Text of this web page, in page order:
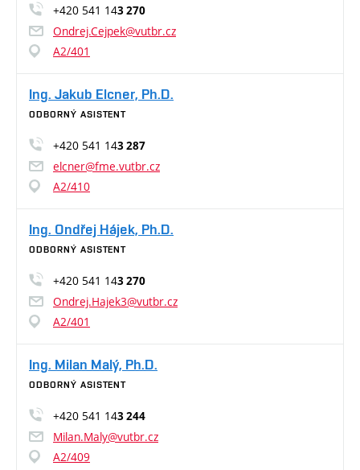
+420 541 143 270
Ondrej.Cejpek@vutbr.cz
A2/401
Ing. Jakub Elcner, Ph.D.
ODBORNÝ ASISTENT
+420 541 143 287
elcner@fme.vutbr.cz
A2/410
Ing. Ondřej Hájek, Ph.D.
ODBORNÝ ASISTENT
+420 541 143 270
Ondrej.Hajek3@vutbr.cz
A2/401
Ing. Milan Malý, Ph.D.
ODBORNÝ ASISTENT
+420 541 143 244
Milan.Maly@vutbr.cz
A2/409